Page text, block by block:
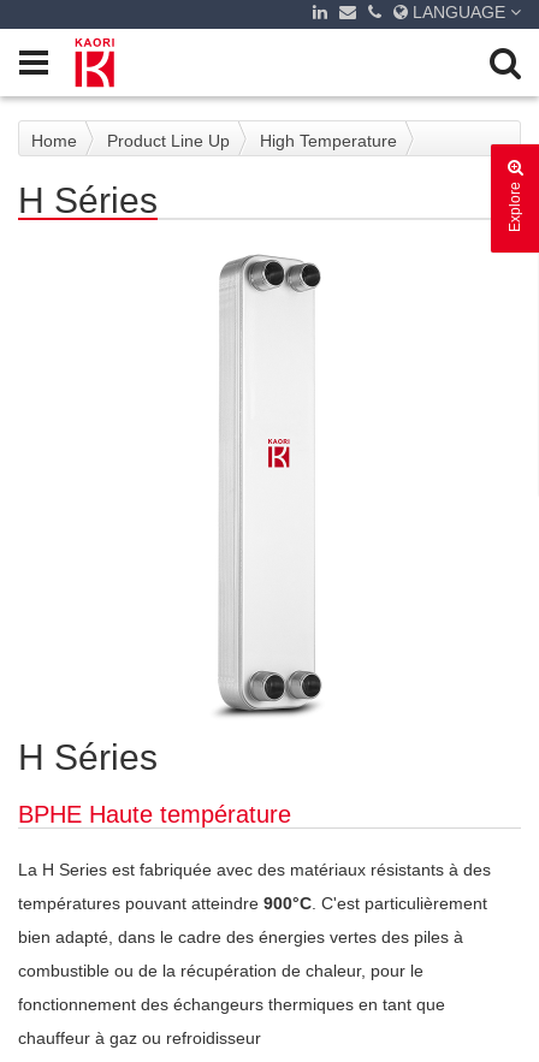
LANGUAGE
Explore
Home Product Line Up High Temperature
H Séries
H Séries
BPHE Haute température
La H Series est fabriquée avec des matériaux résistants à des
températures pouvant atteindre 900°C . C'est particulièrement
bien adapté, dans le cadre des énergies vertes des piles à
combustible ou de la récupération de chaleur, pour le
fonctionnement des échangeurs thermiques en tant que
chauffeur à gaz ou refroidisseur